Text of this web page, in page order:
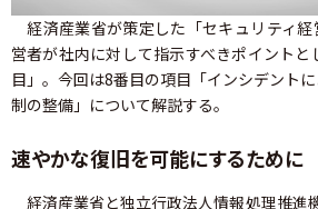
経済産業省が策定した「セキュリティ
営者が社内に対して指示すべきポイント
目」。今回は8番目の項目「インシデント
制の整備」について解説する。
速やかな復旧を可能にするために
経済産業省と独立行政法人情報処理推進